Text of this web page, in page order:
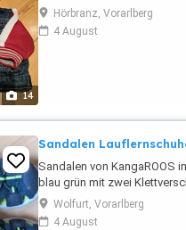
14
Selbstabholung zu
Interesse gerne melden.
Hörbranz, Vorarlberg
4 August
Sandalen
Sandalen von KangaROOS
blau grün mit zwei
Wolfurt, Vorarlberg
4 August